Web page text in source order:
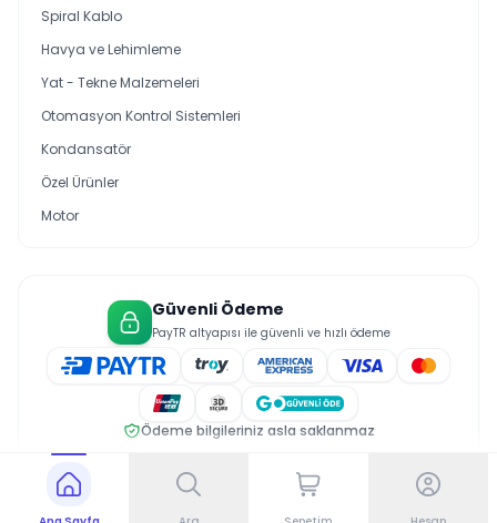
Spiral Kablo
Havya ve Lehimleme
Yat - Tekne Malzemeleri
Otomasyon Kontrol Sistemleri
Kondansatör
Özel Ürünler
Motor
Güvenli Ödeme
PayTR altyapısı ile güvenli ve hızlı ödeme
Ödeme bilgileriniz asla saklanmaz